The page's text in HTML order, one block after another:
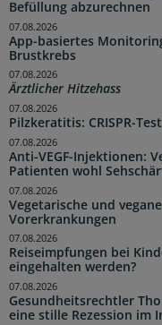
Befüllung abzurechnen
App-basiertes
Brustkrebs
07.08.2026
Ärztlicher Hitzehass
07.08.2026
Pilzkeratitis: CRISPR-
07.08.2026
Anti-VEGF-Injektionen:
Patienten wohl
07.08.2026
Vegetarische und
Vorerkrankungen
07.08.2026
Reiseimpfungen bei
eingehalten werden?
07.08.2026
Gesundheitsrechtler
eine stille Rezession im
07.08.2026